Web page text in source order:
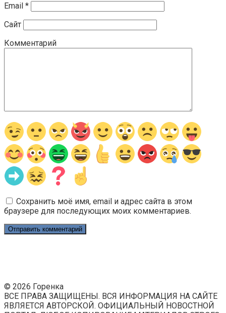
Email *
Сайт
Комментарий
Сохранить моё имя, email и адрес сайта в этом
браузере для последующих моих комментариев.
© 2026 Горенка
ВСЕ ПРАВА ЗАЩИЩЕНЫ. ВСЯ ИНФОРМАЦИЯ НА САЙТЕ
ЯВЛЯЕТСЯ АВТОРСКОЙ. ОФИЦИАЛЬНЫЙ НОВОСТНОЙ